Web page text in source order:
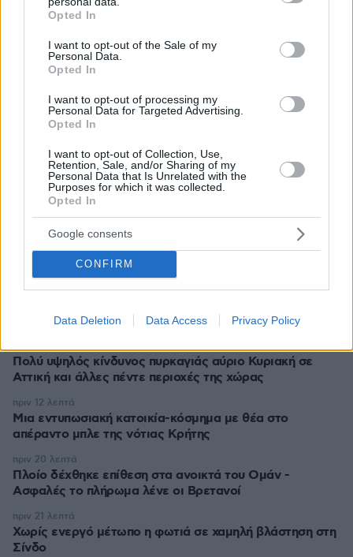
grant or deny consent to Google and its third-party tags to
use your data for below specified purposes in below Google
consent section.
Opted In
I want to opt-out of the Sale of my
Personal Data.
Opted In
I want to opt-out of processing my
Personal Data for Targeted Advertising.
Opted In
I want to opt-out of Collection, Use,
Retention, Sale, and/or Sharing of my
Personal Data that Is Unrelated with the
Purposes for which it was collected.
Opted In
Google consents
CONFIRM
Data Deletion Data Access Privacy Policy
* Υποχρεωτικά πεδία
ΡΟΗ ΕΙΔΗΣΕΩΝ
Οι ωραιότερες παραλίες της Πάρου
πριν 6 λεπτά
Μετώπη
πριν 6 λεπτά
Πολύ υψηλός κίνδυνος πυρκαγιάς αύριο Κυριακή σε
Αττική και άλλες πέντε περιοχές της χώρας
Μια εντυπωσιακή κατοικία-κόσμημα με θέα στο
απέραντο μπλε της νότιας Κρήτης
πριν 12 λεπτά
Πλοίο δέχθηκε επίθεση στα ανοικτά του Ομάν -
Ασφαλές το πλήρωμα λένε οι Βρετανοί
πριν 20 λεπτά
Χωρίς ενεργό μέτωπο η φωτιά σε χαμηλή βλάστηση στη
Σίνδο
πριν 21 λεπτά